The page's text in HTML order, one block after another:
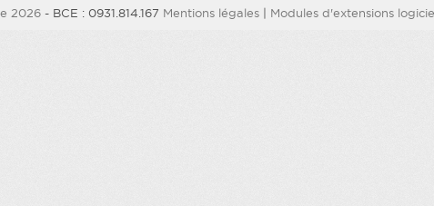
2026 - BCE : 0931.814.167 Mentions légales | Modules d'extensions